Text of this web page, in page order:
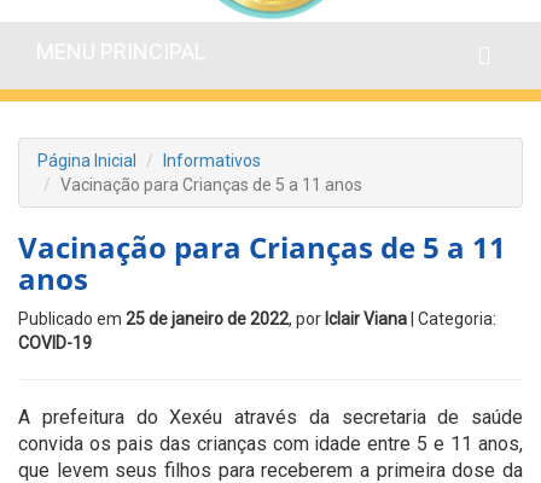
Página Inicial
Informativos
Vacinação para Crianças de 5 a 11 anos
Vacinação para Crianças de 5 a 11
anos
Publicado em 25 de janeiro de 2022, por Iclair Viana | Categoria:
COVID-19
A prefeitura do Xexéu através da secretaria de saúde
convida os pais das crianças com idade entre 5 e 11 anos,
que levem seus filhos para receberem a primeira dose da